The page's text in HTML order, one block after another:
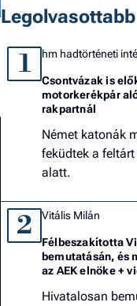
Legolvasottabb
1 hm hadtörténeti
Csontvázak is
motorkerékpár
rakpartnál
Német katonák
feküdtek a
alatt.
2 Vitális Milán
Félbeszakította
bemutatásán, és
az AEK elnöke +
Hivatalosan